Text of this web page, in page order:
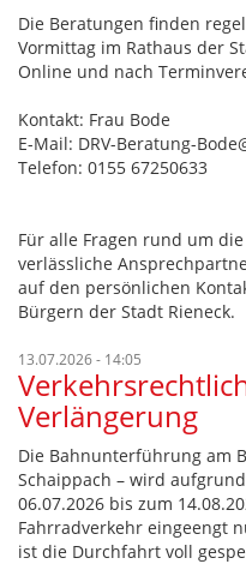
Die Beratungen finden
Vormittag im Rathaus der
Online und nach
Kontakt: Frau Bode
E-Mail: DRV-Beratung-
Telefon: 0155 67250633
Für alle Fragen rund um
verlässliche
auf den persönlichen
Bürgern der Stadt Rieneck.
13.07.2026 - 14:05
Verlängerung
Die Bahnunterführung am
Schaippach – wird
06.07.2026 bis zum
Fahrradverkehr eingeengt
ist die Durchfahrt voll